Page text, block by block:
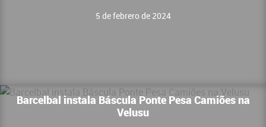
5 de febrero de 2024
Barcelbal instala Báscula Ponte Pesa Camiões na
Velusu